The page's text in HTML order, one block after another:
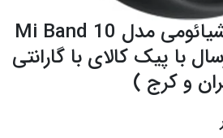
مچ بند هوشمند شیائومی مدل Mi Band 10
با پیک کالای با گارانتی
و کرج )